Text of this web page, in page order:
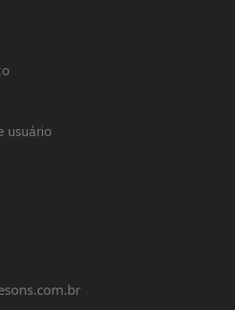
usuário